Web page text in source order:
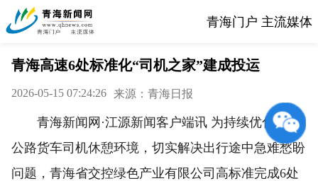
青海门户 主流媒体
青海高速6处标准化“司机之家”建成投运
2026-05-15 07:24:26 来源：青海日报
青海新闻网·江源新闻客户端讯 为持续优化高速
公路货车司机休憩环境，切实解决出行途中急难愁盼
问题，青海省交控绿色产业有限公司高标准完成6处